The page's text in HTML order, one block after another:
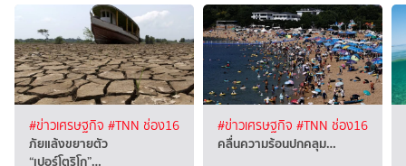
#ข่าวเศรษฐกิจ #TNN ช่อง16
ภัยแล้งขยายตัว
“เปอร์โตริโก”…
#ข่าวเศรษฐกิจ #TNN ช่อง16
คลื่นความร้อนปกคลุม…